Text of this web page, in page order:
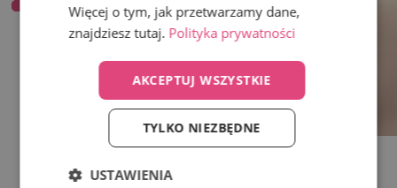
Wszystko w kategorii Biżuteria
Bransoletki
Więcej o tym, jak przetwarzamy dane,
znajdziesz tutaj. Polityka prywatności
AKCEPTUJ WSZYSTKIE
TYLKO NIEZBĘDNE
USTAWIENIA